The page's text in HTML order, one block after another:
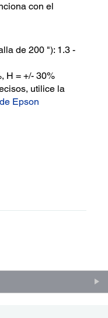
con el
de 200 "): 1.3 -
H = +/- 30%
utilice la
Epson